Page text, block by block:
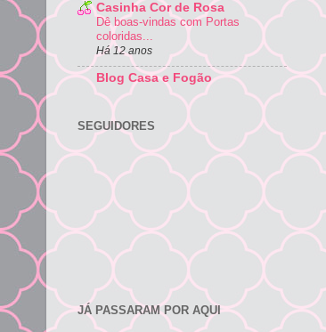
Casinha Cor de Rosa
Dê boas-vindas com Portas
coloridas...
Há 12 anos
Blog Casa e Fogão
SEGUIDORES
JÁ PASSARAM POR AQUI